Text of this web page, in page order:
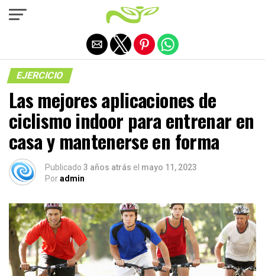
EJERCICIO
Las mejores aplicaciones de
ciclismo indoor para entrenar en
casa y mantenerse en forma
Publicado 3 años atrás el mayo 11, 2023
Poradmin
Salir de la versión móvil